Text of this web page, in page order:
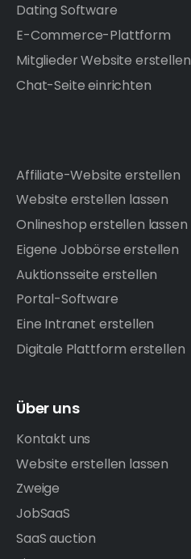
Dating Software
E-Commerce-Plattform
Mitglieder Website erstellen
Chat-Seite einrichten
Affiliate-Website erstellen
Website erstellen lassen
Onlineshop erstellen lassen
Eigene Jobbörse erstellen
Auktionsseite erstellen
Portal-Software
Eine Intranet erstellen
Digitale Plattform erstellen
Über uns
Kontakt uns
Website erstellen lassen
Zweige
JobSaaS
SaaS auction